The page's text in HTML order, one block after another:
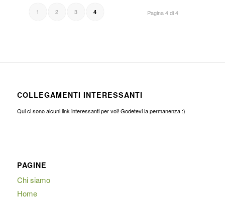
Pagina 4 di 4
1 2 3 4
COLLEGAMENTI INTERESSANTI
Qui ci sono alcuni link interessanti per voi! Godetevi la permanenza :)
PAGINE
Chi siamo
Home